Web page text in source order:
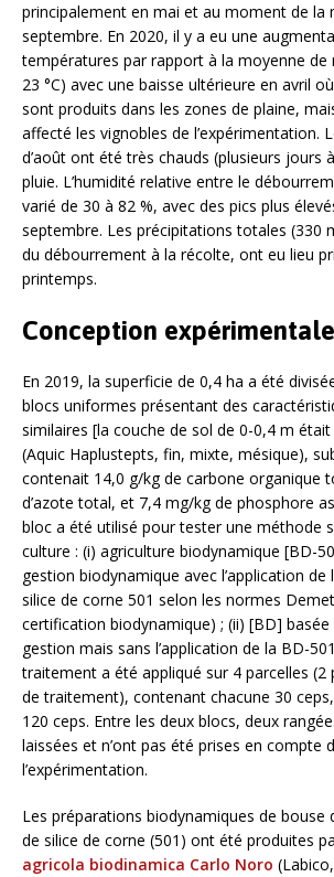
principalement en mai et au moment de la
septembre. En 2020, il y a eu une
températures par rapport à la moyenne de
23 °C) avec une baisse ultérieure en avril
sont produits dans les zones de plaine,
affecté les vignobles de l’expérimentation.
d’août ont été très chauds (plusieurs jours
pluie. L’humidité relative entre le
varié de 30 à 82 %, avec des pics plus
septembre. Les précipitations totales (330
du débourrement à la récolte, ont eu lieu
printemps.
Conception expérimentale
En 2019, la superficie de 0,4 ha a été
blocs uniformes présentant des
similaires [la couche de sol de 0-0,4 m
(Aquic Haplustepts, fin, mixte, mésique),
contenait 14,0 g/kg de carbone organique
d’azote total, et 7,4 mg/kg de phosphore
bloc a été utilisé pour tester une méthode
culture : (i) agriculture biodynamique [BD-
gestion biodynamique avec l’application
silice de corne 501 selon les normes
certification biodynamique) ; (ii) [BD]
gestion mais sans l’application de la BD-
traitement a été appliqué sur 4 parcelles (2
de traitement), contenant chacune 30
120 ceps. Entre les deux blocs, deux
laissées et n’ont pas été prises en compte
l’expérimentation.
Les préparations biodynamiques de bouse
de silice de corne (501) ont été produites
agricola biodinamica Carlo Noro